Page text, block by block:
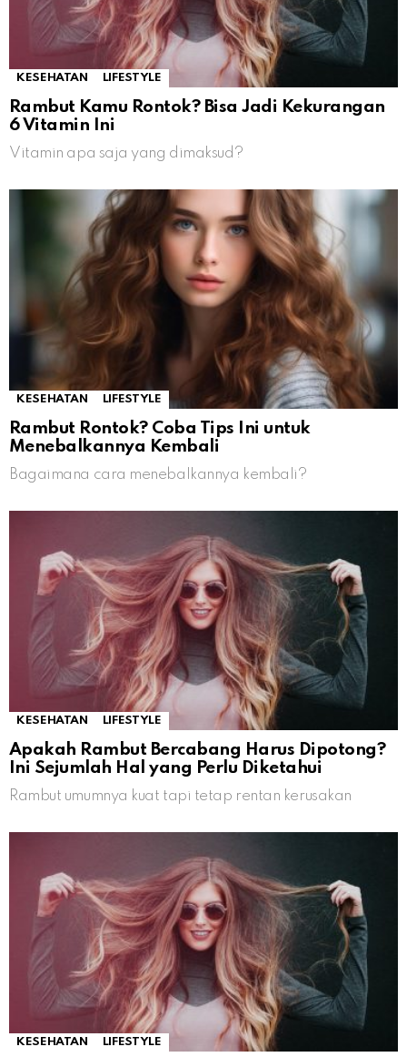
KESEHATAN LIFESTYLE
Rambut Kamu Rontok? Bisa Jadi Kekurangan
6 Vitamin Ini
Vitamin apa saja yang dimaksud?
KESEHATAN LIFESTYLE
Rambut Rontok? Coba Tips Ini untuk
Menebalkannya Kembali
Bagaimana cara menebalkannya kembali?
KESEHATAN LIFESTYLE
Apakah Rambut Bercabang Harus Dipotong?
Ini Sejumlah Hal yang Perlu Diketahui
Rambut umumnya kuat tapi tetap rentan kerusakan
KESEHATAN LIFESTYLE